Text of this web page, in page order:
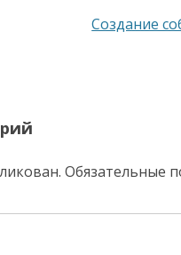
Создание
Обязательные